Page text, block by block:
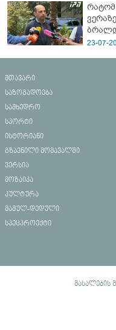
23-07-
მთავარი
საზოგადოება
სამხედრო
სპორტი
ისტორიანი
გზავნილი მომავალში
ვერსია
მოზაიკა
კულტურა
მამულ-დედული
სპეცპროექტი
მასალების